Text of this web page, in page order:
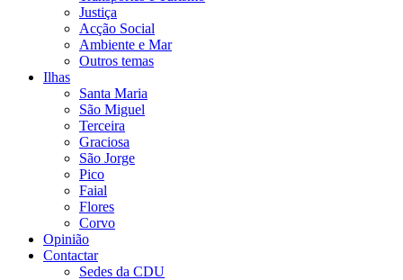
Justiça
Acção Social
Ambiente e Mar
Outros temas
Ilhas
Santa Maria
São Miguel
Terceira
Graciosa
São Jorge
Pico
Faial
Flores
Corvo
Opinião
Contactar
Sedes da CDU